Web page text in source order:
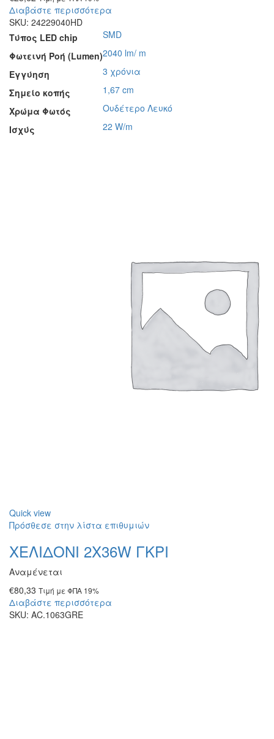
Διαβάστε περισσότερα
SKU: 24229040HD
Τύπος LED chip
SMD
Φωτεινή Ροή (Lumen)2040 lm/ m
Εγγύηση
3 χρόνια
Σημείο κοπής
1,67 cm
Χρώμα Φωτός
Ουδέτερο Λευκό
Ισχύς
22 W/m
Quick view
Πρόσθεσε στην λίστα επιθυμιών
ΧΕΛΙΔΟΝΙ 2Χ36W ΓΚΡΙ
Αναμένεται
€80,33 Τιμή με ΦΠΑ 19%
Διαβάστε περισσότερα
SKU: AC.1063GRE